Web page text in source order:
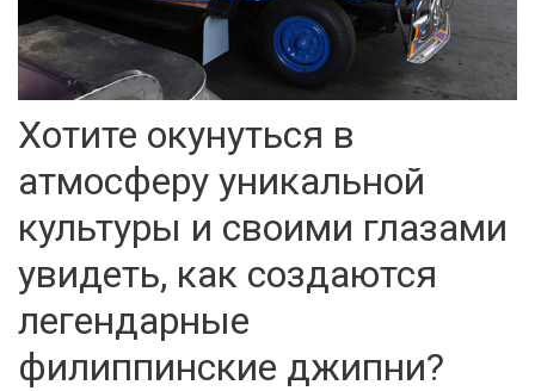
Хотите окунуться в
атмосферу уникальной
культуры и своими глазами
увидеть, как создаются
легендарные
филиппинские джипни?